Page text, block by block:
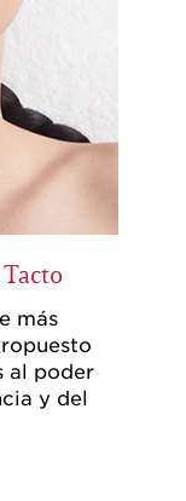
más
al poder
y del